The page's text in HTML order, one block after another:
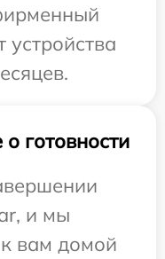
готовности
и мы
вам домой